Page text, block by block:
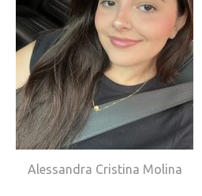
Alessandra Cristina Molina